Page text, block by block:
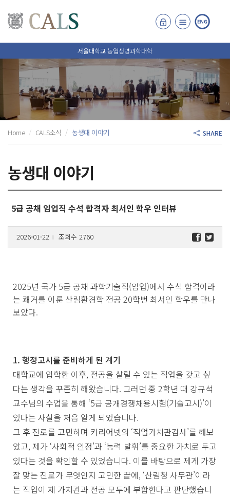
서울대학교 농업생명과학대학
Home CALS소식 농생대 이야기 SHARE
농생대 이야기
5급 공채 임업직 수석 합격자 최서인 학우 인터뷰
2026-01-22 l 조회수 2760
2025년 국가 5급 공채 과학기술직(임업)에서 수석 합격이라
는 쾌거를 이룬 산림환경학 전공 20학번 최서인 학우를 만나
보았다.
1. 행정고시를 준비하게 된 계기
대학교에 입학한 이후, 전공을 살릴 수 있는 직업을 갖고 싶
다는 생각을 꾸준히 해왔습니다. 그러던 중 2학년 때 강규석
교수님의 수업을 통해 ‘5급 공개경쟁채용시험(기술고시)’이
있다는 사실을 처음 알게 되었습니다.
그 후 진로를 고민하며 커리어넷의 ‘직업가치관검사’를 해보
았고, 제가 ‘사회적 인정’과 ‘능력 발휘’를 중요한 가치로 두고
있다는 것을 확인할 수 있었습니다. 이를 바탕으로 제게 가장
잘 맞는 진로가 무엇인지 고민한 끝에, ‘산림청 사무관’이라
는 직업이 제 가치관과 전공 모두에 부합한다고 판단했습니